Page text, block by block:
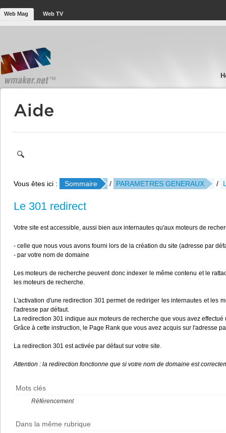
Web Mag Web TV
Aide
Vous êtes ici : Sommaire / PARAMETRES GENERAUX /
Le 301 redirect
Votre site est accessible, aussi bien aux internautes qu'aux moteurs de
- celle que nous vous avons fourni lors de la création du site (adresse par
- par votre nom de domaine
Les moteurs de recherche peuvent donc indexer le même contenu et le
les moteurs de recherche.
L'activation d'une redirection 301 permet de rediriger les internautes et les
l'adresse par défaut.
La redirection 301 indique aux moteurs de recherche que vous avez
Grâce à cette instruction, le Page Rank que vous avez acquis sur l'adresse
La redirection 301 est activée par défaut sur votre site.
Attention : la redirection fonctionne que si votre nom de domaine est
Mots clés
Référencement
Dans la même rubrique